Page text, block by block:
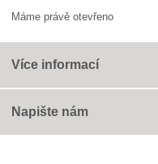
Máme právě otevřeno
Více informací
Napište nám